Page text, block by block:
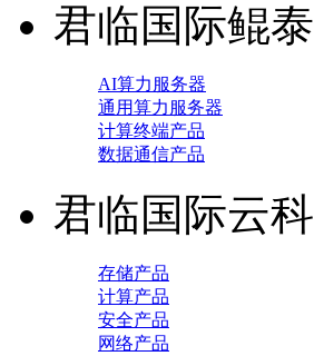
君临国际鲲泰
AI算力服务器
通用算力服务器
计算终端产品
数据通信产品
君临国际云科
存储产品
计算产品
安全产品
网络产品